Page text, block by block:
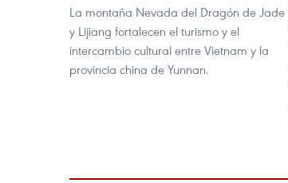
La montaña Nevada del Dragón de Jade
y Lijiang fortalecen el turismo y el
intercambio cultural entre Vietnam y la
provincia china de Yunnan.